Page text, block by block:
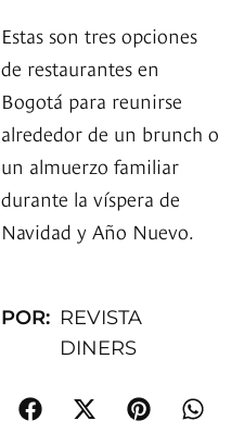
Estas son tres opciones
de restaurantes en
Bogotá para reunirse
alrededor de un brunch o
un almuerzo familiar
durante la víspera de
Navidad y Año Nuevo.
POR: REVISTA
DINERS